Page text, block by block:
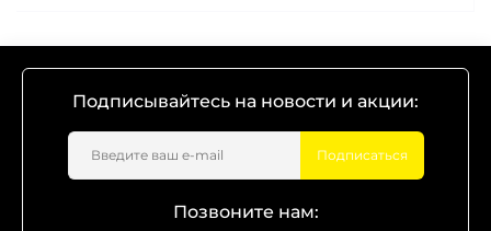
Подписывайтесь на новости и акции:
Подписаться
Позвоните нам: